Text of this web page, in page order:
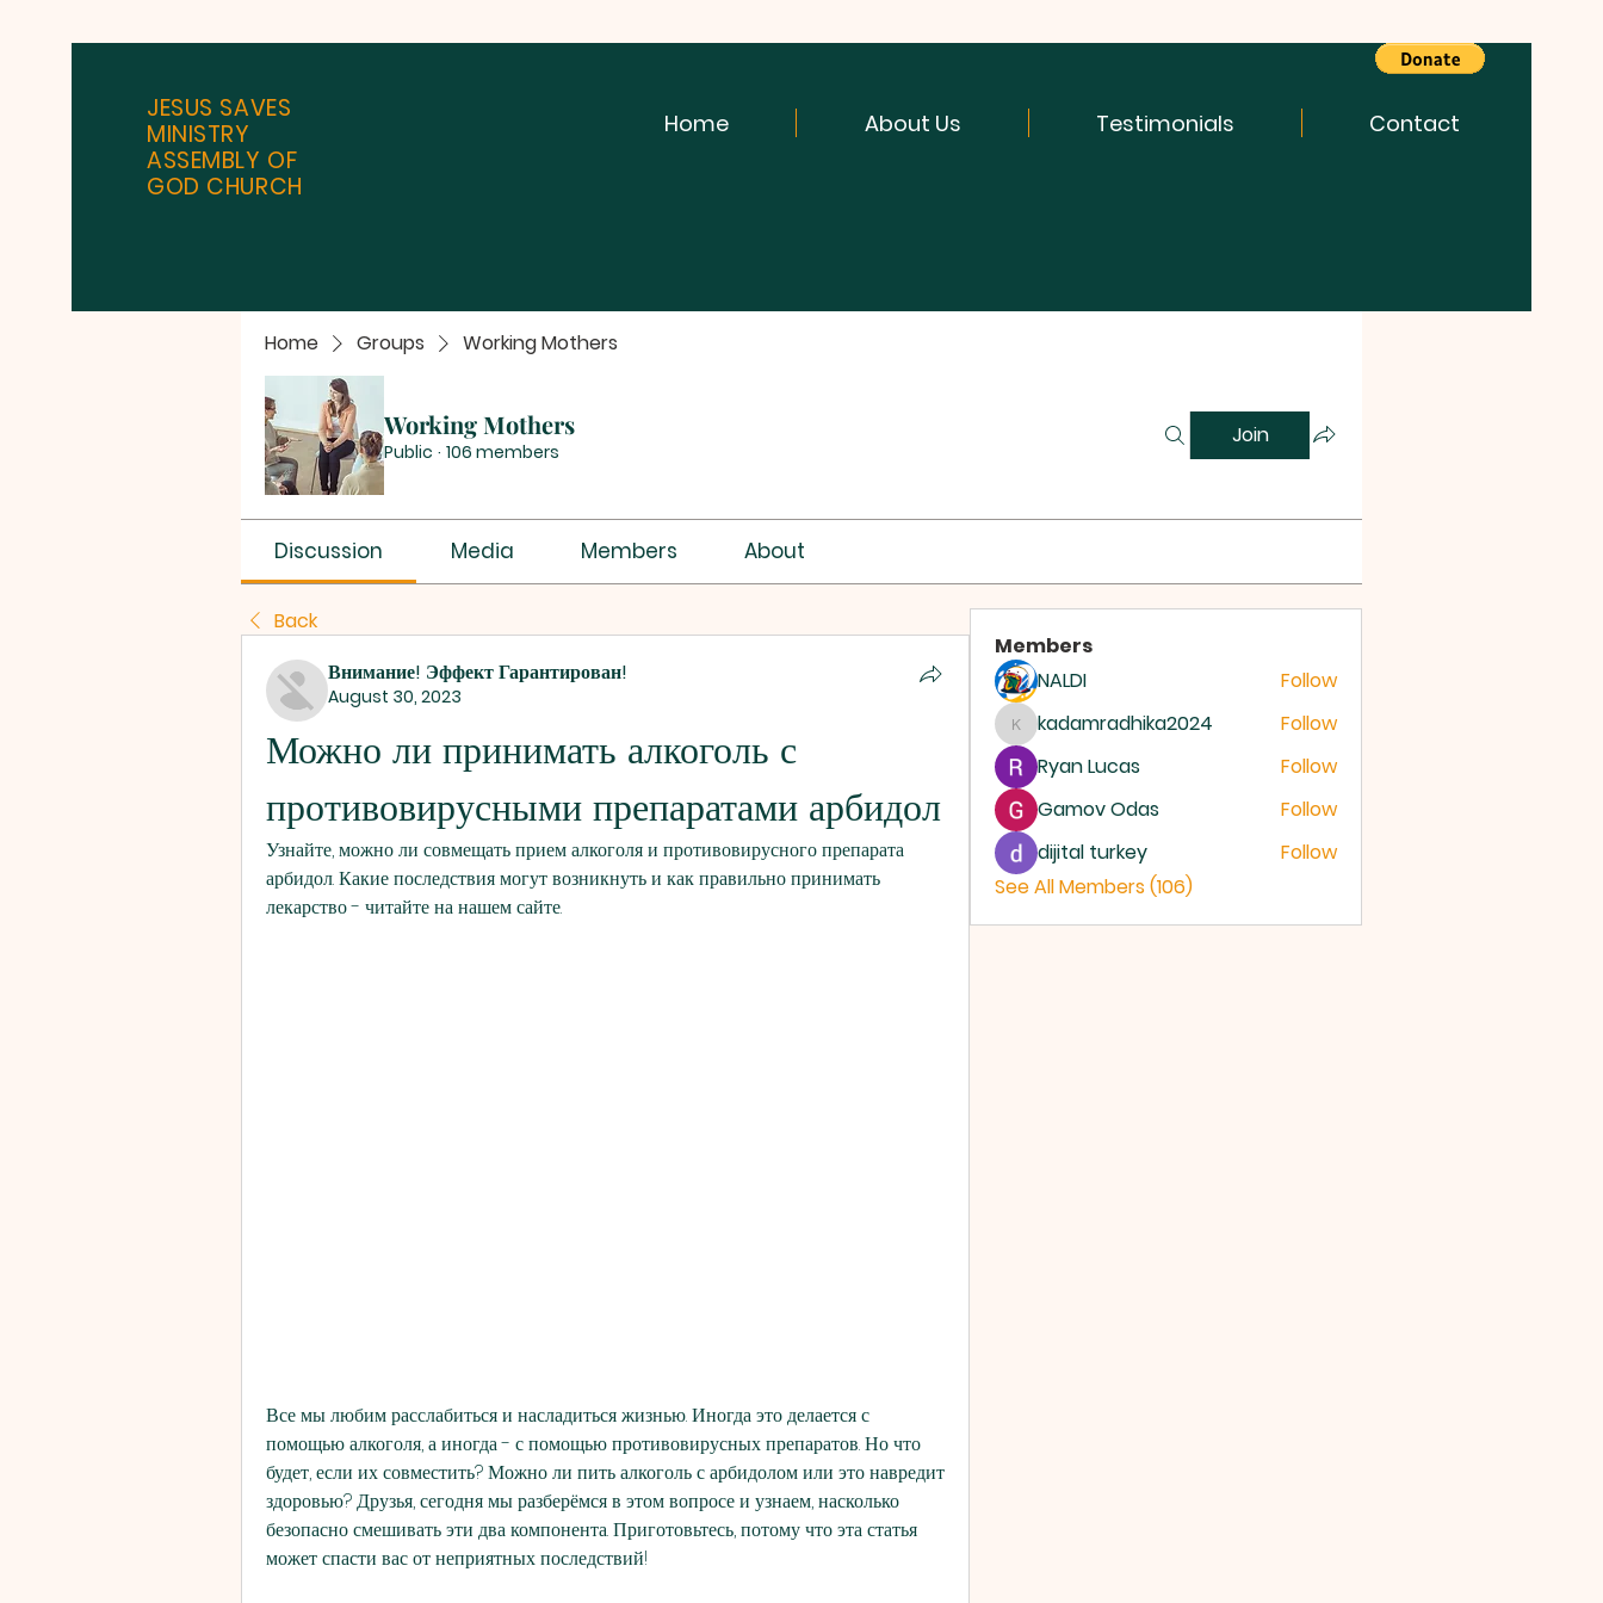
MINISTRY ASSEMBLY OF GOD
JESUS SAVES
MINISTRY
ASSEMBLY OF
GOD CHURCH
Home About Us Testimonials Contact
Home Groups Working Mothers
Working Mothers
Public · 106 members
Join
Discussion Media Members About
Back
Внимание! Эффект Гарантирован!
August 30, 2023
Можно ли принимать алкоголь с
противовирусными препаратами арбидол
Узнайте, можно ли совмещать прием алкоголя и противовирусного препарата
арбидол. Какие последствия могут возникнуть и как правильно принимать
лекарство - читайте на нашем сайте.
Все мы любим расслабиться и насладиться жизнью. Иногда это делается с
помощью алкоголя, а иногда - с помощью противовирусных препаратов. Но что
будет, если их совместить? Можно ли пить алкоголь с арбидолом или это навредит
здоровью? Друзья, сегодня мы разберёмся в этом вопросе и узнаем, насколько
безопасно смешивать эти два компонента. Приготовьтесь, потому что эта статья
может спасти вас от неприятных последствий!
Members
NALDI
Follow
kadamradhika2024
kadamradhika2024
Follow
Ryan Lucas
Follow
Gamov Odas
Follow
dijital turkey
Follow
See All Members (106)